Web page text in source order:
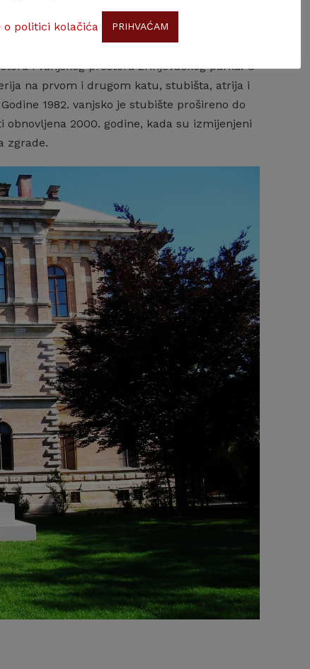
adaptaciju stubišta kako vanjskog, u punoj
s obaju strana ulaza u prvi kat, a
je pristup Akademiji. Otvaranjem atrija
i vanjskog prostora zrinjevačkog parka. U
na prvom i drugom katu, stubišta, atrija i
1982. vanjsko je stubište prošireno do
2000. godine, kada su izmijenjeni
zgrade.
o politici kolačića PRIHVAĆAM